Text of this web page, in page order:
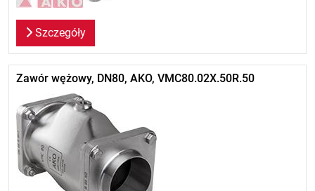
Szczegóły
Zawór wężowy, DN80, AKO, VMC80.02X.50R.50